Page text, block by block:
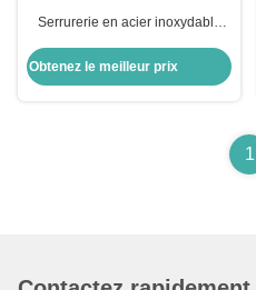
Serrurerie en acier inoxydable
Serrurerie fournitures Pistolet à
Obtenez le meilleur prix
1